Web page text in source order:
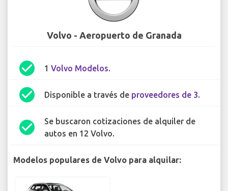
Volvo - Aeropuerto de Granada
check_circle 1 Volvo Modelos.
check_circle Disponible a través de proveedores de 3.
check_circle
Se buscaron cotizaciones de alquiler de
autos en 12 Volvo.
Modelos populares de Volvo para alquilar: